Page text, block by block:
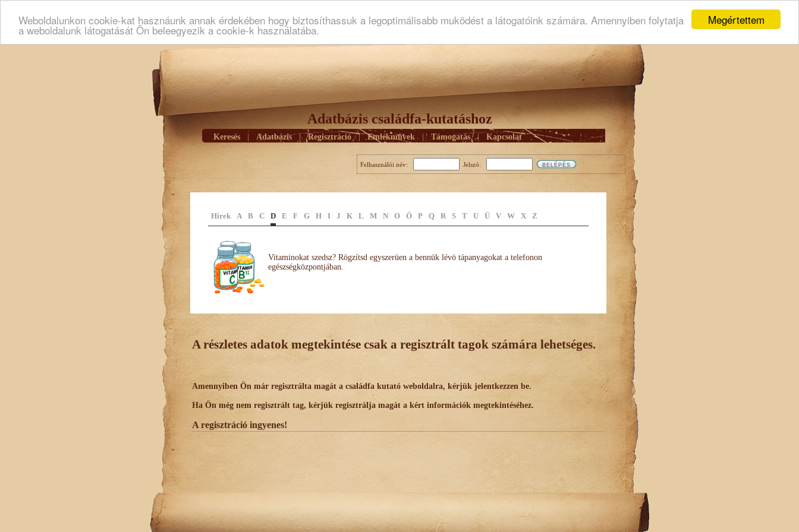
Megértettem
Weboldalunkon cookie-kat hasznáunk annak érdekében hogy biztosíthassuk a legoptimálisabb muködést a látogatóink számára. Amennyiben folytatja
a weboldalunk látogatását Ön beleegyezik a cookie-k használatába.
Adatbázis családfa-kutatáshoz
Keresés Adatbázis | Regisztráció | Emlékmûvek | Támogatás | Kapcsolat
Felhasználói név: Jelszó:
Hírek A B C D E F G H I J K L M N O Ö P Q R S T U Ü V W X Z
Vitaminokat szedsz? Rögzítsd egyszerüen a bennük lévö tápanyagokat a telefonon
egészségközpontjában.
A részletes adatok megtekintése csak a regisztrált tagok számára lehetséges.
Amennyiben Ön már regisztrálta magát a családfa kutató weboldalra, kérjük jelentkezzen be.
Ha Ön még nem regisztrált tag, kérjük regisztrálja magát a kért információk megtekintéséhez.
A regisztráció ingyenes!